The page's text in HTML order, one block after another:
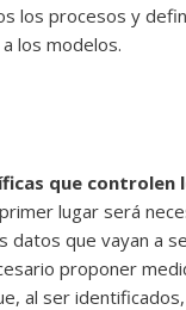
los procesos y
los modelos.
que controlen
lugar será
datos que vayan a
proponer
al ser